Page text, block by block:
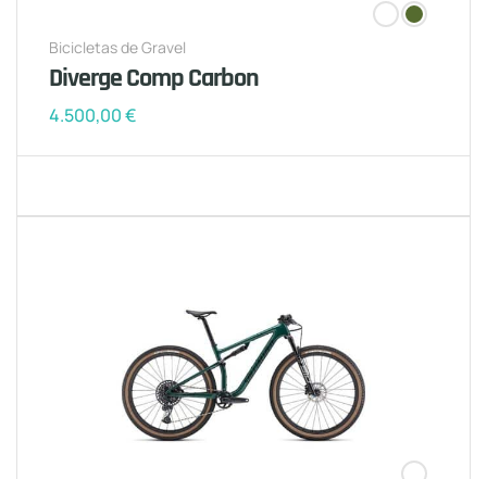
Bicicletas de Gravel
Diverge Comp Carbon
4.500,00€